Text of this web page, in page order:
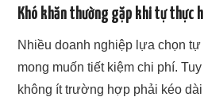
Khó khăn thường gặp khi tự thực
Nhiều doanh nghiệp lựa chọn
mong muốn tiết kiệm chi phí.
không ít trường hợp phải kéo